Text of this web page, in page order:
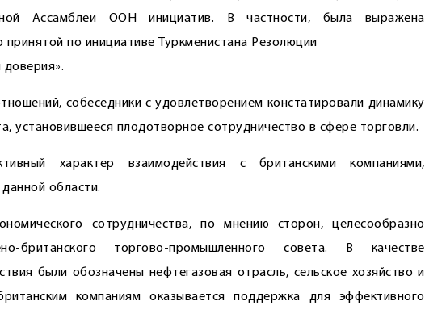
Ассамблеи ООН инициатив. В частности, была выражена
по инициативе Туркменистана Резолюции
собеседники с удовлетворением констатировали динамику
установившееся плодотворное сотрудничество в сфере торговли.
характер взаи­модействия с британскими компаниями,
области.
сотрудничества, по мнению сторон, целесообразно
британского торгово-промышленного совета. В качестве
были обозначены нефтегазовая отрасль, сельское хозяйство и
компаниям оказывается поддержка для эффективного